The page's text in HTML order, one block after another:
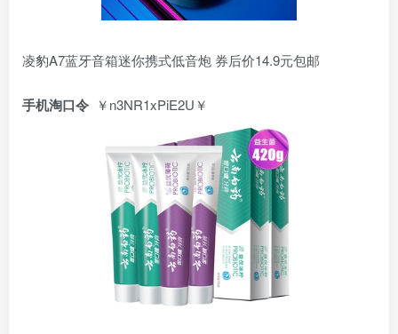
凌豹A7蓝牙音箱迷你携式低音炮 券后价14.9元包邮
手机淘口令 ￥n3NR1xPiE2U￥